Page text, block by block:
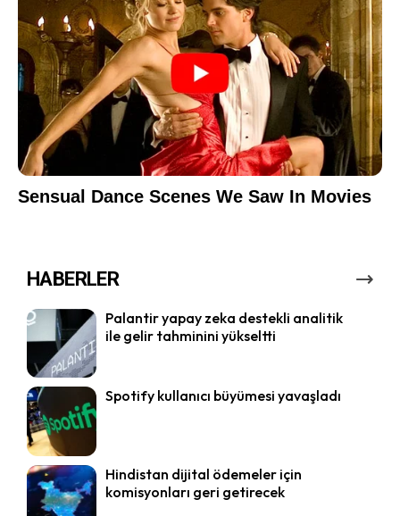
HABERLER
Palantir yapay zeka destekli analitik
ile gelir tahminini yükseltti
Spotify kullanıcı büyümesi yavaşladı
Hindistan dijital ödemeler için
komisyonları geri getirecek